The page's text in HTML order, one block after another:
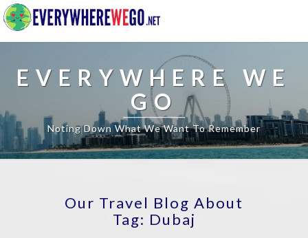
EVERYWHERE WE
GO
Noting Down What We Want To Remember
Our Travel Blog About
Tag: Dubaj